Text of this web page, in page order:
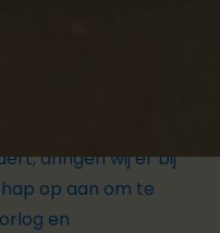
dringen wij er bij
op aan om te
en